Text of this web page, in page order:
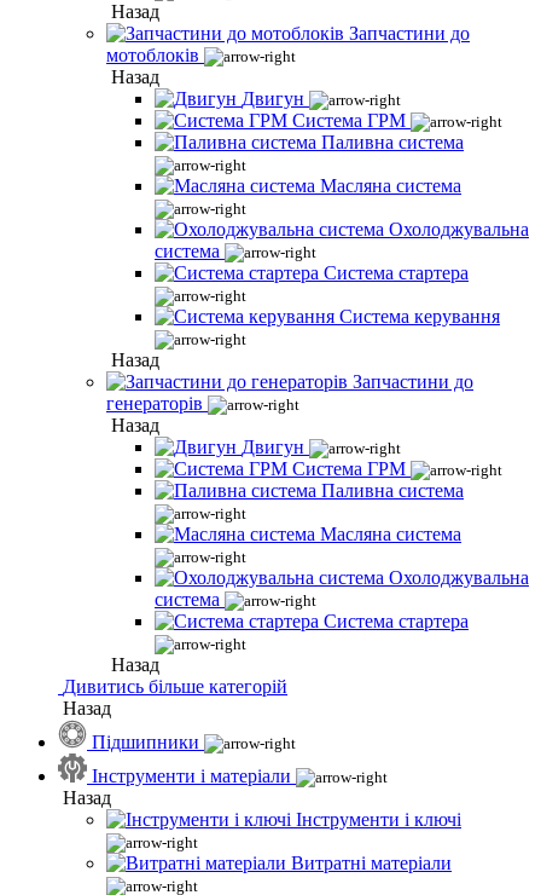
Назад
Запчастини до
мотоблоків
Назад
Двигун
Система ГРМ
Паливна система
Масляна система
Охолоджувальна
система
Система стартера
Система керування
Назад
Запчастини до
генераторів
Назад
Двигун
Система ГРМ
Паливна система
Масляна система
Охолоджувальна
система
Система стартера
Назад
Дивитись більше категорій
Назад
Підшипники
Інструменти і матеріали
Назад
Інструменти і ключі
Витратні матеріали